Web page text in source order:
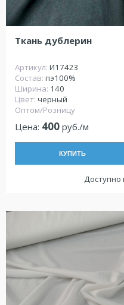
Ткань дублерин
Артикул: И17423
Состав: пэ100%
Ширина: 140
Цвет: черный
Оптом/Розницу
Цена: 400 руб./м
КУПИТЬ
Доступно